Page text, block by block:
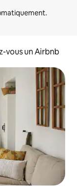
vous un Airbnb